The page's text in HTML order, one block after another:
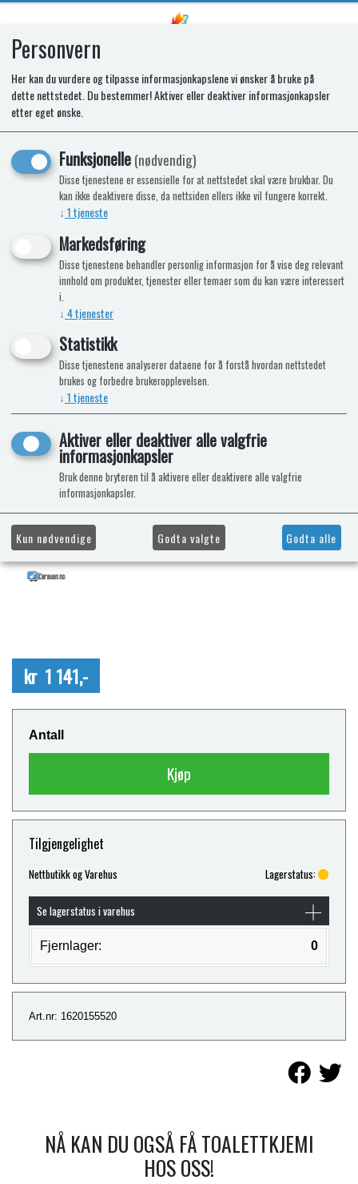
SPARES KIT - FASCIA, DUP XL, BK
GLASS, LAMP, L&CM
kr 1 141,-
Antall
Kjøp
Tilgjengelighet
Nettbutikk og Varehus Lagerstatus:
Se lagerstatus i varehus
Fjernlager: 0
Art.nr: 1620155520
NÅ KAN DU OGSÅ FÅ TOALETTKJEMI
HOS OSS!
Personvern
Her kan du vurdere og tilpasse informasjonkapslene vi ønsker å bruke på
dette nettstedet. Du bestemmer! Aktiver eller deaktiver informasjonkapsler
etter eget ønske.
Funksjonelle(nødvendig)
Disse tjenestene er essensielle for at nettstedet skal være brukbar. Du
kan ikke deaktivere disse, da nettsiden ellers ikke vil fungere korrekt.
↓ 1tjeneste
Markedsføring
Disse tjenestene behandler personlig informasjon for å vise deg relevant
innhold om produkter, tjenester eller temaer som du kan være interessert
i.
↓ 4tjenester
Statistikk
Disse tjenestene analyserer dataene for å forstå hvordan nettstedet
brukes og forbedre brukeropplevelsen.
↓ 1tjeneste
Aktiver eller deaktiver alle valgfrie
informasjonkapsler
Bruk denne bryteren til å aktivere eller deaktivere alle valgfrie
informasjonkapsler.
Kun nødvendige Godta valgte Godta alle